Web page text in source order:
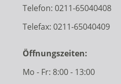
Telefon: 0211-65040408
Telefax: 0211-65040409
Öffnungszeiten:
Mo - Fr: 8:00 - 13:00